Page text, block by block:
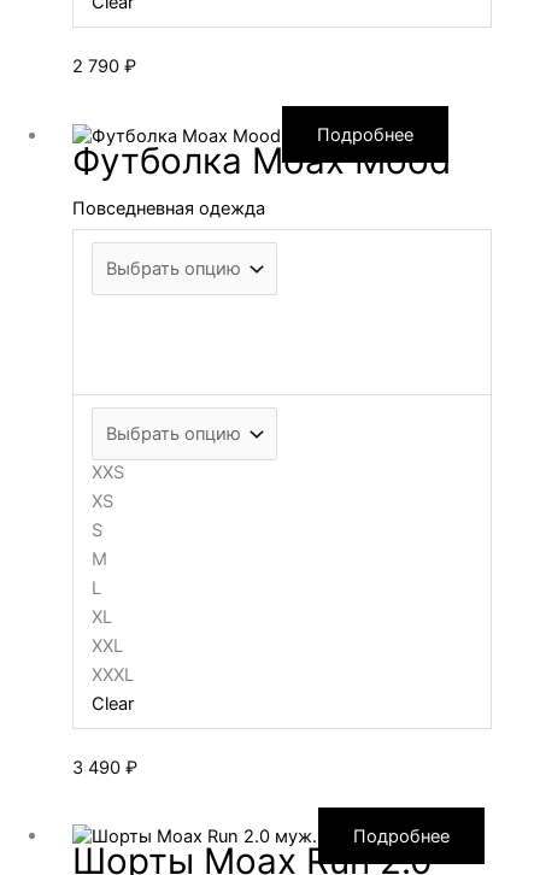
2 790 ₽
Подробнее
Футболка Moax Mood
Повседневная одежда
XXS
XS
S
M
L
XL
XXL
XXXL
Clear
3 490 ₽
Подробнее
Шорты Moax Run 2.0